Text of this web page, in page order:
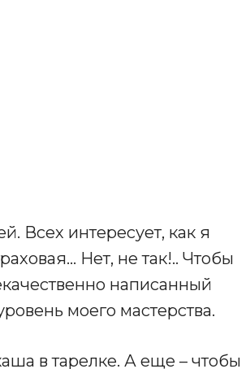
Всех интересует, как я
Нет, не так!.. Чтобы
написанный
моего мастерства.
в тарелке. А еще – чтобы